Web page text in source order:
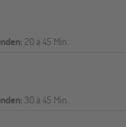
20 à 45 Min.
30 à 45 Min.